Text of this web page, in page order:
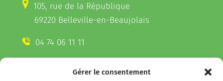
Gérer le consentement
105, rue de la République
69220 Belleville-en-Beaujolais
04 74 06 11 11
CONTACTEZ-NOUS